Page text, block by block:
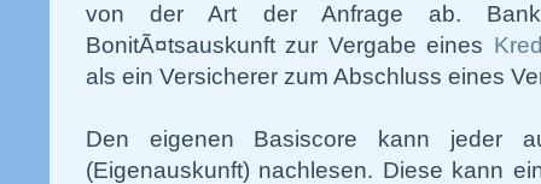
von der Art der Anfrage ab.
BonitÃ¤tsauskunft zur Vergabe eines
als ein Versicherer zum Abschluss eines
Den eigenen Basiscore kann jeder
(Eigenauskunft) nachlesen. Diese kann